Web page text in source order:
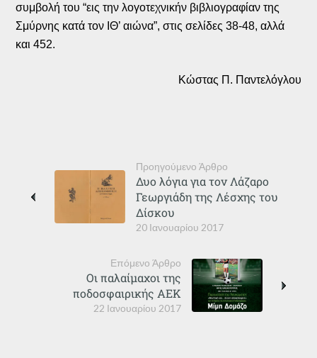
συμβολή του “εις την λογοτεχνικήν βιβλιογραφίαν της
Σμύρνης κατά τον ΙΘ’ αιώνα”, στις σελίδες 38-48, αλλά
και 452.
Κώστας Π. Παντελόγλου
Προηγούμενο Άρθρο
20 Ιανουαρίου 2017
Δυο λόγια για τον Λάζαρο
Γεωργιάδη της Λέσχης του
Δίσκου
Επόμενο Άρθρο
22 Ιανουαρίου 2017
Οι παλαίμαχοι της
ποδοσφαιρικής ΑΕΚ